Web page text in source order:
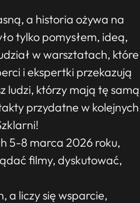
a historia ożywa na
tylko pomysłem, ideą,
w warsztatach, które
i ekspertki przekazują
ludzi, którzy mają tę samą
przydatne w kolejnych
5-8 marca 2026 roku,
filmy, dyskutować,
a liczy się wsparcie,